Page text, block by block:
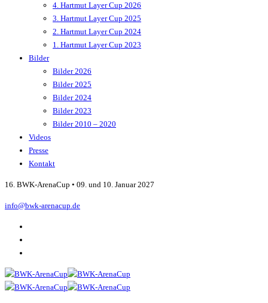
4. Hartmut Layer Cup 2026
3. Hartmut Layer Cup 2025
2. Hartmut Layer Cup 2024
1. Hartmut Layer Cup 2023
Bilder
Bilder 2026
Bilder 2025
Bilder 2024
Bilder 2023
Bilder 2010 – 2020
Videos
Presse
Kontakt
16. BWK-ArenaCup • 09. und 10. Januar 2027
info@bwk-arenacup.de